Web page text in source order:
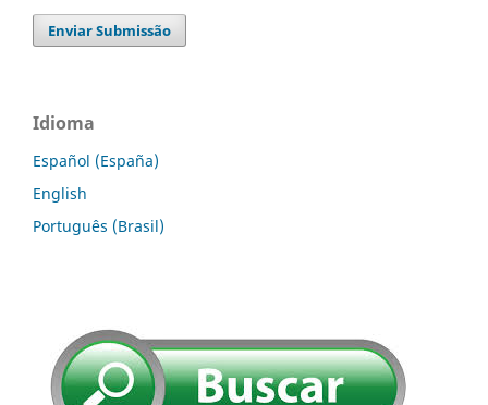
Enviar Submissão
Idioma
Español (España)
English
Português (Brasil)